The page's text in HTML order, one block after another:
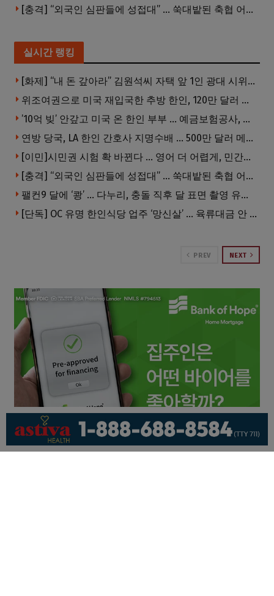
[충격] “외국인 심판들에 성접대” … 쑥대밭된 축협 어디까지 추락하나
실시간 랭킹
[화제] “내 돈 갚아라” 김원석씨 자택 앞 1인 광대 시위 … 한인 투자사, “108만 달러 못받아”
위조여권으로 미국 재입국한 추방 한인, 120만 달러 은행 사기 행각
’10억 빚’ 안갚고 미국 온 한인 부부 … 예금보험공사, 미국서 소송
연방 당국, LA 한인 간호사 지명수배 … 500만 달러 메디캐어 사기, 선고 직전 한국 도주
[이민]시민권 시험 확 바뀐다 … 영어 더 어렵게, 민간시험 도입 추진
[충격] “외국인 심판들에 성접대” … 쑥대밭된 축협 어디까지 추락하나
팰컨9 달에 ‘쾅’ … 다누리, 충돌 직후 달 표면 촬영 유일 탐사선
[단독] OC 유명 한인식당 업주 ‘망신살’ … 육류대금 안 갚자 식당서 공개추심
PREV NEXT